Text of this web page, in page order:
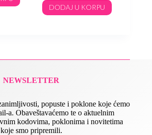
DODAJ U KORPU
NEWSLETTER
popuste i poklone koje ćemo
a. Obaveštavaćemo te o aktuelnim
kodovima, poklonima i novitetima
koje smo pripremili.